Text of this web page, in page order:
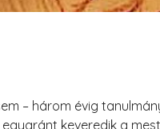
– három évig
keveredik a